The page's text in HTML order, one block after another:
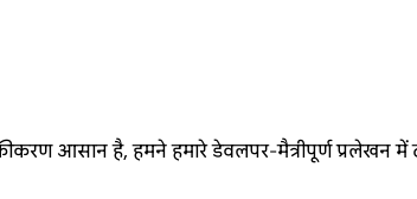
आसान है, हमने हमारे डेवलपर-मैत्रीपूर्ण प्रलेखन